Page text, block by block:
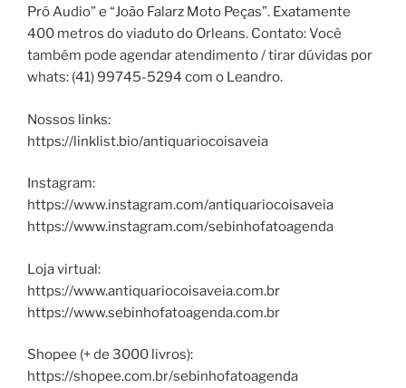
Pró Audio” e “João Falarz Moto Peças”. Exatamente
400 metros do viaduto do Orleans. Contato: Você
também pode agendar atendimento / tirar dúvidas por
whats: (41) 99745-5294 com o Leandro.
Nossos links:
https://linklist.bio/antiquariocoisaveia
Instagram:
https://www.instagram.com/antiquariocoisaveia
https://www.instagram.com/sebinhofatoagenda
Loja virtual:
https://www.antiquariocoisaveia.com.br
https://www.sebinhofatoagenda.com.br
Shopee (+ de 3000 livros):
https://shopee.com.br/sebinhofatoagenda